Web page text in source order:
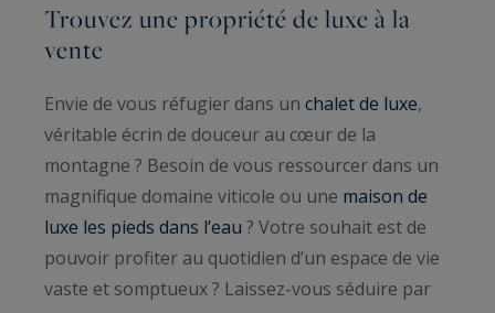
Trouvez une propriété de luxe à la
vente
Envie de vous réfugier dans un chalet de luxe,
véritable écrin de douceur au cœur de la
montagne ? Besoin de vous ressourcer dans un
magnifique domaine viticole ou une maison de
luxe les pieds dans l’eau ? Votre souhait est de
pouvoir profiter au quotidien d’un espace de vie
vaste et somptueux ? Laissez-vous séduire par